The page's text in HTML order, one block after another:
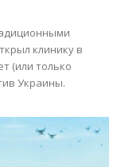
клинику в
(или только
Украины.